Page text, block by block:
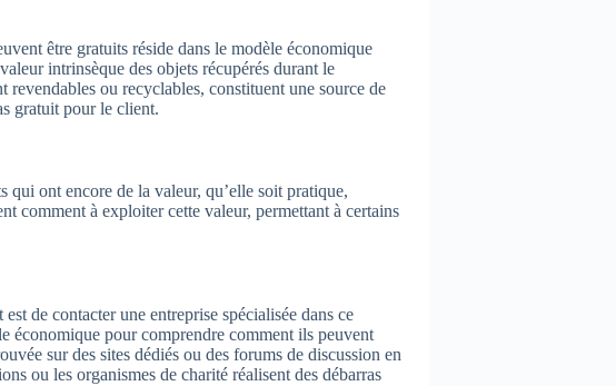
être gratuits réside dans le modèle économique
intrinsèque des objets récupérés durant le
revendables ou recyclables, constituent une source de
gratuit pour le client.
ont encore de la valeur, qu’elle soit pratique,
comment à exploiter cette valeur, permettant à certains
de contacter une entreprise spécialisée dans ce
économique pour comprendre comment ils peuvent
sur des sites dédiés ou des forums de discussion en
ou les organismes de charité réalisent des débarras